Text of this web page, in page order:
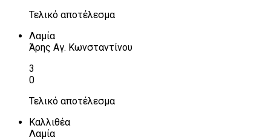
Τελικό αποτέλεσμα
Λαμία
Άρης Αγ. Κωνσταντίνου
3
0
Τελικό αποτέλεσμα
Καλλιθέα
Λαμία